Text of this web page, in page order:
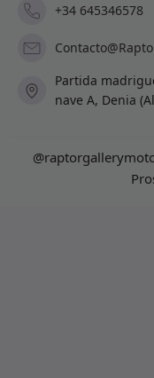
+34 645346578
Partida
nave A, Denia